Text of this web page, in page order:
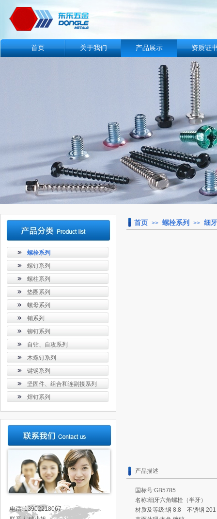
首页 关于我们 产品展示 资质证
首页 >> 螺栓系列 >> 细
产品描述
国标号:GB5785
名称:细牙六角螺栓（半牙）
材质及等级:钢 8.8 不锈钢
螺栓系列
螺钉系列
螺柱系列
垫圈系列
螺母系列
销系列
铆钉系列
自钻、自攻系列
木螺钉系列
键钢系列
坚固件、组合和连副接系列
焊钉系列
电话: 13902218067